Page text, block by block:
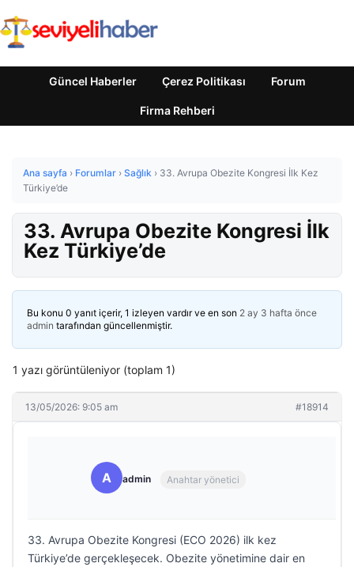
Güncel Haberler Çerez Politikası Forum
Firma Rehberi
Ana sayfa › Forumlar › Sağlık › 33. Avrupa Obezite Kongresi İlk Kez
Türkiye’de
33. Avrupa Obezite Kongresi İlk
Kez Türkiye’de
Bu konu 0 yanıt içerir, 1 izleyen vardır ve en son 2 ay 3 hafta önce
admin tarafından güncellenmiştir.
1 yazı görüntüleniyor (toplam 1)
13/05/2026: 9:05 am #18914
A admin Anahtar yönetici
33. Avrupa Obezite Kongresi (ECO 2026) ilk kez
Türkiye’de gerçekleşecek. Obezite yönetimine dair en